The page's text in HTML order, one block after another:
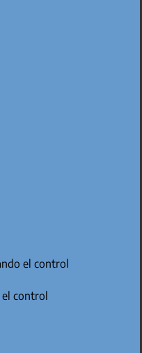
el control
el control